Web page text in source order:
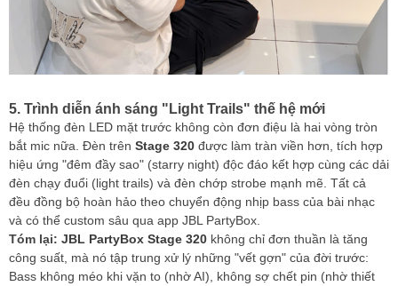
5. Trình diễn ánh sáng "Light Trails" thế hệ mới
Hệ thống đèn LED mặt trước không còn đơn điệu là hai vòng tròn
bắt mic nữa. Đèn trên Stage 320 được làm tràn viền hơn, tích hợp
hiệu ứng "đêm đầy sao" (starry night) độc đáo kết hợp cùng các dải
đèn chạy đuổi (light trails) và đèn chớp strobe mạnh mẽ. Tất cả
đều đồng bộ hoàn hảo theo chuyển động nhịp bass của bài nhạc
và có thể custom sâu qua app JBL PartyBox.
Tóm lại: JBL PartyBox Stage 320 không chỉ đơn thuần là tăng
công suất, mà nó tập trung xử lý những "vết gợn" của đời trước:
Bass không méo khi vặn to (nhờ AI), không sợ chết pin (nhờ thiết